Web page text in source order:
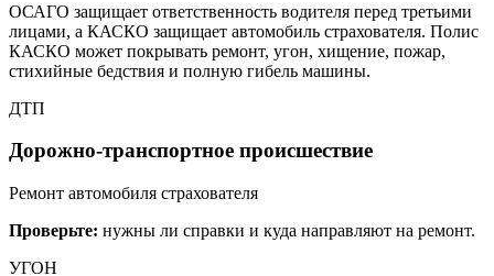
ОСАГО защищает ответственность водителя перед третьими
лицами, а КАСКО защищает автомобиль страхователя. Полис
КАСКО может покрывать ремонт, угон, хищение, пожар,
стихийные бедствия и полную гибель машины.
ДТП
Дорожно-транспортное происшествие
Ремонт автомобиля страхователя
Проверьте: нужны ли справки и куда направляют на ремонт.
УГОН